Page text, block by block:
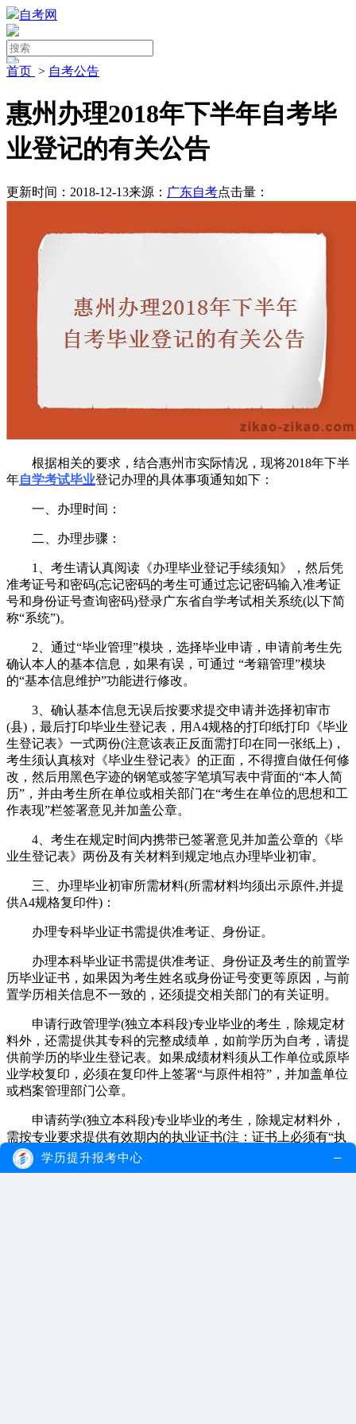
自考网
首页 > 自考公告
惠州办理2018年下半年自考毕
业登记的有关公告
更新时间：2018-12-13来源： 广东自考点击量：
根据相关的要求，结合惠州市实际情况，现将2018年下半
年自学考试毕业登记办理的具体事项通知如下：
一、办理时间：
二、办理步骤：
1、考生请认真阅读《办理毕业登记手续须知》，然后凭
准考证号和密码(忘记密码的考生可通过忘记密码输入准考证
号和身份证号查询密码)登录广东省自学考试相关系统(以下简
称“系统”)。
2、通过“毕业管理”模块，选择毕业申请，申请前考生先
确认本人的基本信息，如果有误，可通过 “考籍管理”模块
的“基本信息维护”功能进行修改。
3、确认基本信息无误后按要求提交申请并选择初审市
(县)，最后打印毕业生登记表，用A4规格的打印纸打印《毕业
生登记表》一式两份(注意该表正反面需打印在同一张纸上)，
考生须认真核对《毕业生登记表》的正面，不得擅自做任何修
改，然后用黑色字迹的钢笔或签字笔填写表中背面的“本人简
历”，并由考生所在单位或相关部门在“考生在单位的思想和工
作表现”栏签署意见并加盖公章。
4、考生在规定时间内携带已签署意见并加盖公章的《毕
业生登记表》两份及有关材料到规定地点办理毕业初审。
三、办理毕业初审所需材料(所需材料均须出示原件,并提
供A4规格复印件)：
办理专科毕业证书需提供准考证、身份证。
办理本科毕业证书需提供准考证、身份证及考生的前置学
历毕业证书，如果因为考生姓名或身份证号变更等原因，与前
置学历相关信息不一致的，还须提交相关部门的有关证明。
申请行政管理学(独立本科段)专业毕业的考生，除规定材
料外，还需提供其专科的完整成绩单，如前学历为自考，请提
供前学历的毕业生登记表。如果成绩材料须从工作单位或原毕
业学校复印，必须在复印件上签署“与原件相符”，并加盖单位
或档案管理部门公章。
申请药学(独立本科段)专业毕业的考生，除规定材料外，
需按专业要求提供有效期内的执业证书(注：证书上必须有“执
业”二字)。学历提升报考中心